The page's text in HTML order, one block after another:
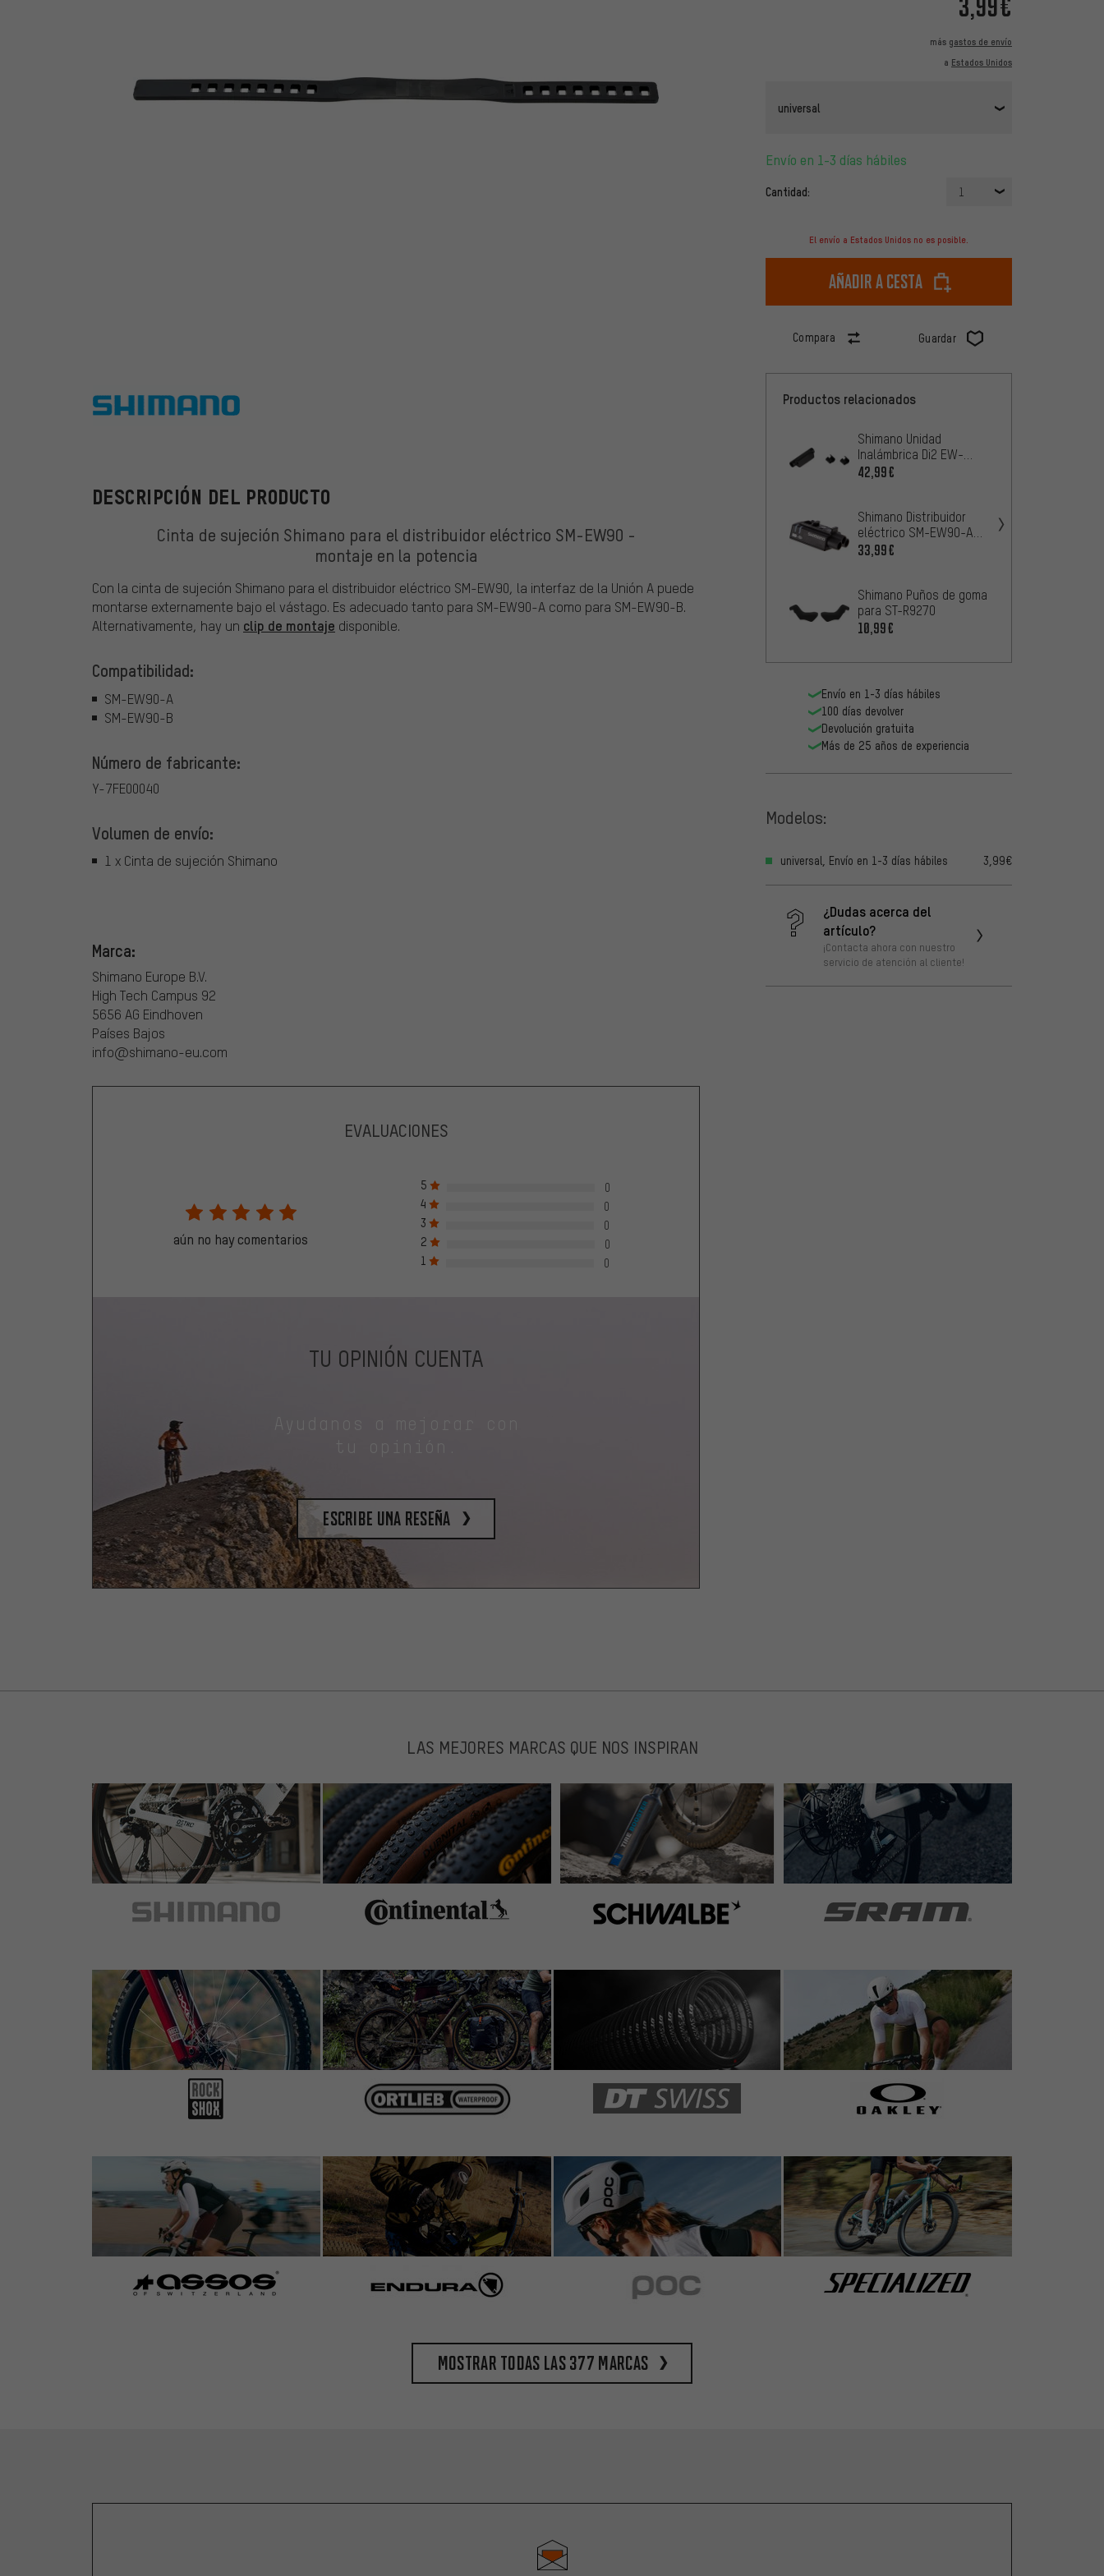
más gastos de envío
a Estados Unidos
universal
Envío en 1-3 días hábiles
Cantidad: 1
El envío a Estados Unidos no es posible.
Añadir a cesta
Compara Guardar
Shimano
DESCRIPCIÓN DEL PRODUCTO
Cinta de sujeción Shimano para el distribuidor eléctrico SM-EW90 -
montaje en la potencia
Con la cinta de sujeción Shimano para el distribuidor eléctrico SM-EW90, la interfaz de la Unión A puede
montarse externamente bajo el vástago. Es adecuado tanto para SM-EW90-A como para SM-EW90-B.
Alternativamente, hay un clip de montaje disponible.
Compatibilidad:
SM-EW90-A
SM-EW90-B
Número de fabricante:
Y-7FE00040
Volumen de envío:
1 x Cinta de sujeción Shimano
Marca:
Shimano Europe B.V.
High Tech Campus 92
5656 AG Eindhoven
Países Bajos
info@shimano-eu.com
Productos relacionados
Shimano Unidad
Inalámbrica Di2 EW-
WU111
42,99€
Shimano Distribuidor
eléctrico SM-EW90-A
para Di2
33,99€
Shimano Puños de goma
para ST-R9270
10,99€
Envío en 1-3 días hábiles
100 días devolver
Devolución gratuita
Más de 25 años de experiencia
Modelos:
universal, Envío en 1-3 días hábiles 3,99€
¿Dudas acerca del
artículo?
¡Contacta ahora con nuestro
servicio de atención al cliente!
EVALUACIONES
aún no hay comentarios
5
0
4
0
3
0
2
0
1
0
TU OPINIÓN CUENTA
tu opinión.
escribe una reseña
LAS MEJORES MARCAS QUE NOS INSPIRAN
Mostrar todas las 377 marcas